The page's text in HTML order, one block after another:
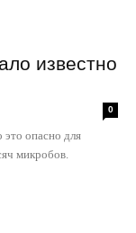
известно
0
опасно для
микробов.